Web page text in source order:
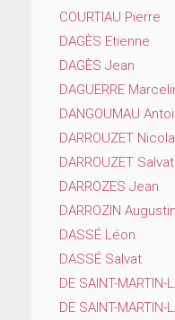
COURTIAU Pierre
DAGÈS Etienne
DAGÈS Jean
DAGUERRE
DANGOUMAU
DARROUZET
DARROUZET Salvat
DARROZES Jean
DARROZIN Augustin
DASSÉ Léon
DASSÉ Salvat
DE SAINT-
DE SAINT-